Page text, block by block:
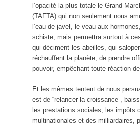
l’opacité la plus totale le Grand
(TAFTA) qui non seulement nous
l’eau de javel, le veau aux
schiste, mais permettra surtout à
qui déciment les abeilles, qui
réchauffent la planète, de prendre
pouvoir, empêchant toute réaction
Et les mêmes tentent de nous
est de “relancer la croissance”,
les prestations sociales, les impôts
multinationales et des milliardaires,